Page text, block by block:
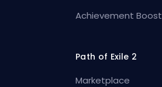
Achievement Boost
Path of Exile 2
Marketplace